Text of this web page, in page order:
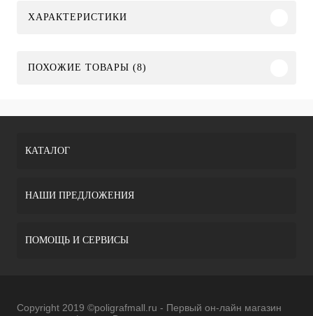
ХАРАКТЕРИСТИКИ
ПОХОЖИЕ ТОВАРЫ (8)
КАТАЛОГ
НАШИ ПРЕДЛОЖЕНИЯ
ПОМОЩЬ И СЕРВИСЫ
Copyright 2019 ©poligrafmall.ru - Первый он-лайн магазин